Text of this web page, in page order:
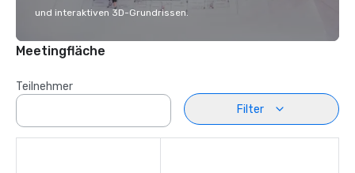
und interaktiven 3D-Grundrissen.
Meetingfläche
Teilnehmer
Filter